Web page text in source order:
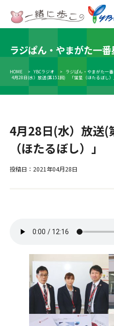
テレビ
ラジオ
アナウンサー
Announcer
イベント
やまがた情熱市場
ラジぱん・やまがた一番
HOME > YBCラジオ > ラジぱん・やまがた一番
4月28日(水）放送(第151回) 「蛍星（ほたるぼし）
4月28日(水）放送
（ほたるぼし）」
投稿日：2021年04月28日